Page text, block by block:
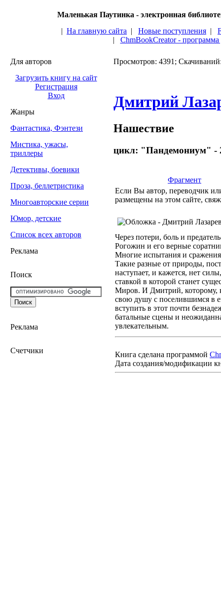
Маленькая Паутинка - электронная
| На главную сайта | Новые поступления |
| ChmBookCreator -
Для авторов
Загрузить книгу на сайт
Регистрация
Вход
Жанры
Фантастика, Фэнтези
Мистика, ужасы,
триллеры
Детективы, боевики
Проза, беллетристика
Многоавторские серии
Юмор, детские
Список всех авторов
Реклама
Поиск
Реклама
Счетчики
Просмотров: 4391;
Дмитрий
Нашествие
цикл: "Пандемониум" -
Фрагмент
Если Вы автор, переводчик
размещены на этом сайте,
Через потери, боль и
Рогожин и его верные
Многие испытания и
Такие разные от природы,
наступает, и кажется, нет
ставкой в которой станет
Миров. И Дмитрий, которому,
свою душу с поселившимся в
вступить в этот почти
батальные сцены и
увлекательным.
Книга сделана программой
Дата создания/модификации